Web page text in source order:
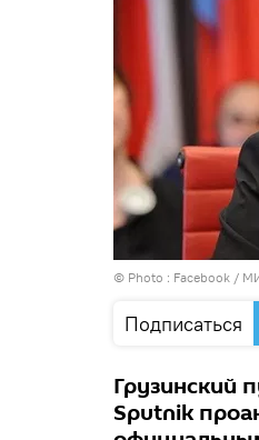
© Photo : Facebook /
Подписаться
Грузинский
Sputnik